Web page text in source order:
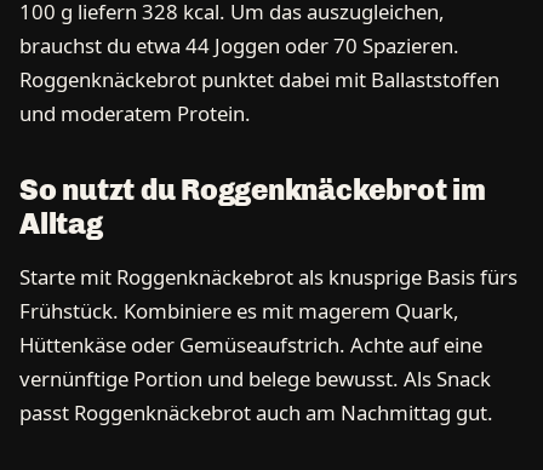
100 g liefern 328 kcal. Um das auszugleichen,
brauchst du etwa 44 Joggen oder 70 Spazieren.
Roggenknäckebrot punktet dabei mit Ballaststoffen
und moderatem Protein.
So nutzt du Roggenknäckebrot im
Alltag
Starte mit Roggenknäckebrot als knusprige Basis fürs
Frühstück. Kombiniere es mit magerem Quark,
Hüttenkäse oder Gemüseaufstrich. Achte auf eine
vernünftige Portion und belege bewusst. Als Snack
passt Roggenknäckebrot auch am Nachmittag gut.